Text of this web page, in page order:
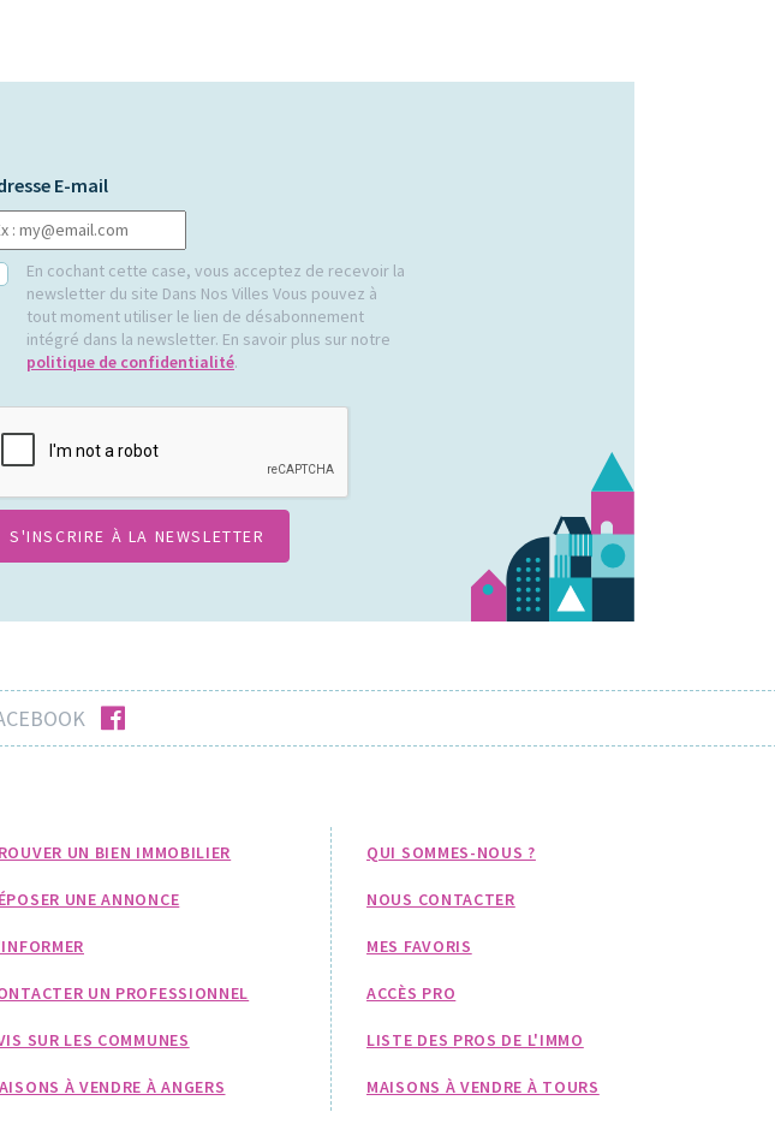
E-mail
En cochant cette case, vous acceptez de recevoir la
newsletter du site Dans Nos Villes Vous pouvez à
tout moment utiliser le lien de désabonnement
intégré dans la newsletter. En savoir plus sur notre
politique de confidentialité.
facebook
UN BIEN IMMOBILIER
UNE ANNONCE
UN PROFESSIONNEL
SUR LES COMMUNES
À VENDRE À ANGERS
QUI SOMMES-NOUS ?
NOUS CONTACTER
MES FAVORIS
ACCÈS PRO
LISTE DES PROS DE L'IMMO
MAISONS À VENDRE À TOURS